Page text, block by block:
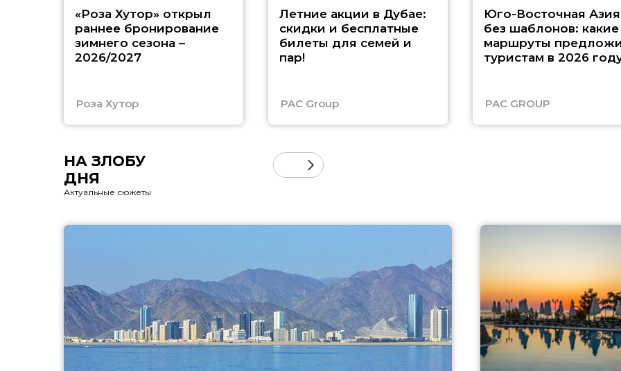
«Роза Хутор» открыл
раннее бронирование
зимнего сезона –
2026/2027
Роза Хутор
Летние акции в Дубае:
скидки и бесплатные
билеты для семей и
пар!
PAC Group
Юго-Восточная Азия
без шаблонов: какие
маршруты
туристам в 2026
PAC GROUP
НА ЗЛОБУ
ДНЯ
Актуальные сюжеты